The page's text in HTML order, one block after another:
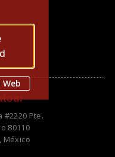
#2220 Pte.
80110
México